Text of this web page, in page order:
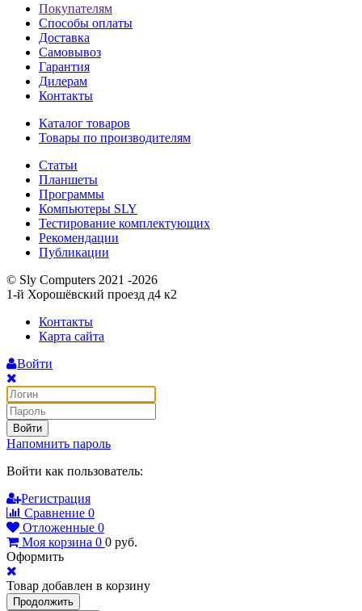
Покупателям
Способы оплаты
Доставка
Самовывоз
Гарантия
Дилерам
Контакты
Каталог товаров
Товары по производителям
Статьи
Планшеты
Программы
Компьютеры SLY
Тестирование комплектующих
Рекомендации
Публикации
© Sly Computers 2021 -2026
1-й Хорошёвский проезд д4 к2
Контакты
Карта сайта
Войти
Войти
Напомнить пароль
Войти как пользователь:
Регистрация
Сравнение 0
Отложенные 0
Моя корзина 0 0 руб.
Оформить
Товар добавлен в корзину
Продолжить